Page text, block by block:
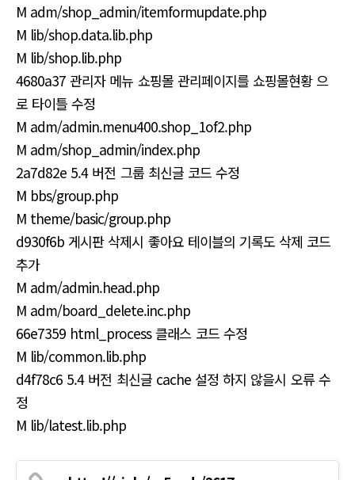
M adm/shop_admin/itemformupdate.php
M lib/shop.data.lib.php
M lib/shop.lib.php
4680a37 관리자 메뉴 쇼핑몰 관리페이지를 쇼핑몰현황 으
로 타이틀 수정
M adm/admin.menu400.shop_1of2.php
M adm/shop_admin/index.php
2a7d82e 5.4 버전 그룹 최신글 코드 수정
M bbs/group.php
M theme/basic/group.php
d930f6b 게시판 삭제시 좋아요 테이블의 기록도 삭제 코드
추가
M adm/admin.head.php
M adm/board_delete.inc.php
66e7359 html_process 클래스 코드 수정
M lib/common.lib.php
d4f78c6 5.4 버전 최신글 cache 설정 하지 않을시 오류 수
정
M lib/latest.lib.php